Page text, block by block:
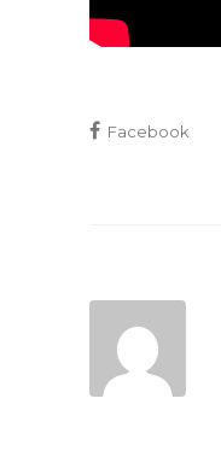
Facebook